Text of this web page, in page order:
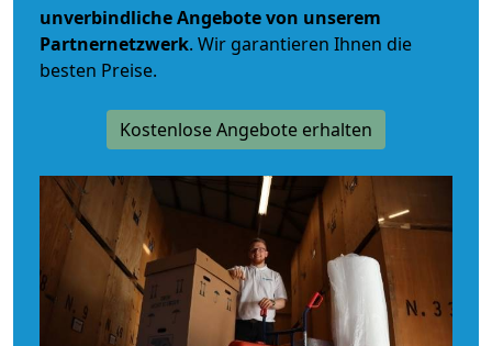
unverbindlicheAngebote von unserem
Partnernetzwerk. Wir garantieren Ihnen die
besten Preise.
Kostenlose Angebote erhalten